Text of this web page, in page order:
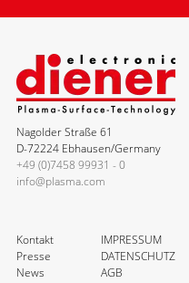
Nagolder Straße 61
D-72224 Ebhausen/Germany
+49 (0)7458 99931 - 0
info@plasma.com
Kontakt
Presse
News
IMPRESSUM
DATENSCHUTZ
AGB